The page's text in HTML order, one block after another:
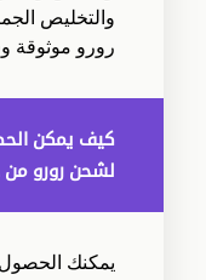
والتخليص
رورو موثوقة
كيف يمكن
لشحن رورو من
يمكنك